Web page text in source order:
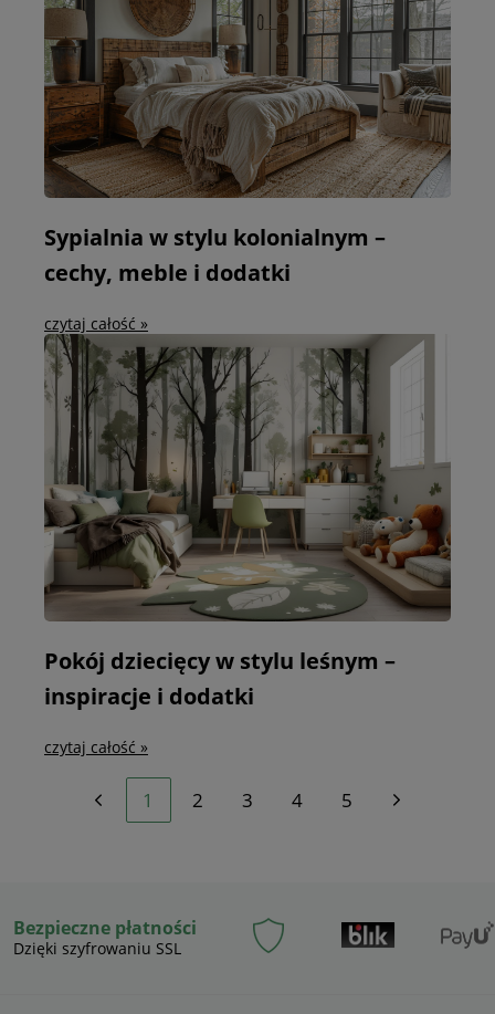
Sypialnia w stylu kolonialnym –
cechy, meble i dodatki
czytaj całość »
Pokój dziecięcy w stylu leśnym –
inspiracje i dodatki
czytaj całość »
1 2 3 4 5
Bezpieczne płatności
Dzięki szyfrowaniu SSL